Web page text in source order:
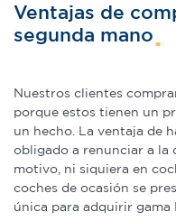
Ventajas de
segunda mano
Nuestros clientes
porque estos tienen un
un hecho. La ventaja de
obligado a renunciar a la
motivo, ni siquiera en
coches de ocasión se
única para adquirir gama